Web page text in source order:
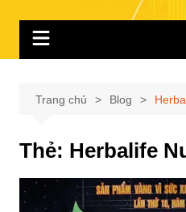
Trang chủ Blog
Thẻ: Herbalife